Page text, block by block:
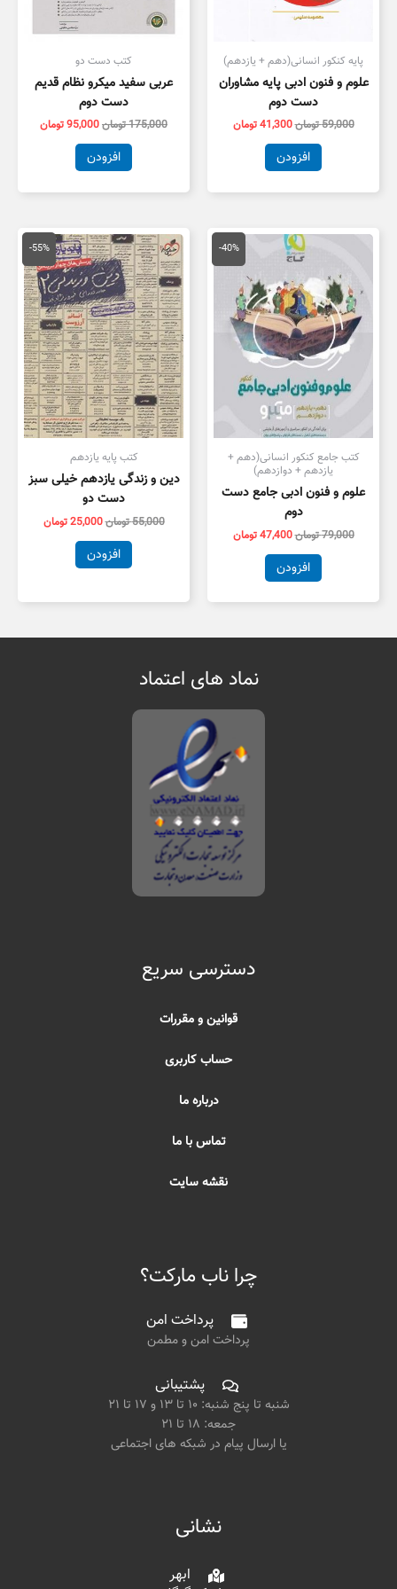
پایه کنکور انسانی(دهم + یازدهم)
علوم و فنون ادبی پایه مشاوران
دست دوم
59,000تومان41,300تومان
افزودن
کتب دست دو
عربی سفید میکرو نظام قدیم
دست دوم
175,000تومان95,000تومان
افزودن
-40%
کتب جامع کنکور انسانی(دهم +
یازدهم + دوازدهم)
علوم و فنون ادبی جامع دست
دوم
79,000تومان
قیمت
اصلی
79,000 تومان
بود.
47,400تومان
قیمت
فعلی
47,400 تومان
افزودن
-55%
کتب پایه یازدهم
دین و زندگی یازدهم خیلی سبز
دست دو
55,000تومان
قیمت
اصلی
55,000 تومان
بود.
25,000تومان
قیمت
فعلی
است.
افزودن
نماد های اعتماد
دسترسی سریع
قوانین و مقررات
حساب کاربری
درباره ما
تماس با ما
نقشه سایت
چرا ناب مارکت؟
پرداخت امن
پرداخت امن و مطمن
پشتیبانی
شنبه تا پنج شنبه: ۱۰ تا ۱۳ و ۱۷ تا ۲۱
جمعه: ۱۸ تا ۲۱
یا ارسال پیام در شبکه های اجتماعی
نشانی
ابهر